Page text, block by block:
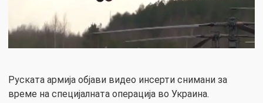
Руската армија објави видео инсерти снимани за
време на специјалната операција во Украина.